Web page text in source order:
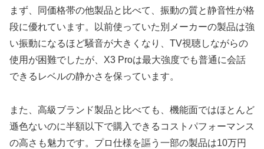
まず、同価格帯の他製品と比べて、振動の質と静音性が格
段に優れています。以前使っていた別メーカーの製品は強
い振動になるほど騒音が大きくなり、TV視聴しながらの
使用が困難でしたが、X3 Proは最大強度でも普通に会話
できるレベルの静かさを保っています。
また、高級ブランド製品と比べても、機能面ではほとんど
遜色ないのに半額以下で購入できるコストパフォーマンス
の高さも魅力です。プロ仕様を謳う一部の製品は10万円